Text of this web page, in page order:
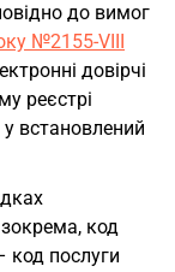
до вимог
№2155-VIII
довірчі
реєстрі
встановлений
зокрема, код
код послуги